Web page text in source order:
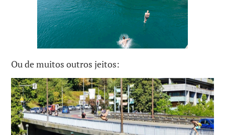
Ou de muitos outros jeitos: